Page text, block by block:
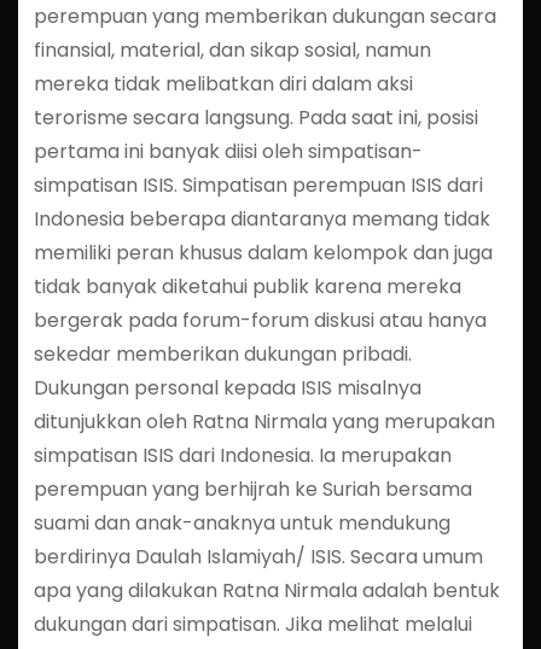
perempuan yang memberikan dukungan secara
finansial, material, dan sikap sosial, namun
mereka tidak melibatkan diri dalam aksi
terorisme secara langsung. Pada saat ini, posisi
pertama ini banyak diisi oleh simpatisan-
simpatisan ISIS. Simpatisan perempuan ISIS dari
Indonesia beberapa diantaranya memang tidak
memiliki peran khusus dalam kelompok dan juga
tidak banyak diketahui publik karena mereka
bergerak pada forum-forum diskusi atau hanya
sekedar memberikan dukungan pribadi.
Dukungan personal kepada ISIS misalnya
ditunjukkan oleh Ratna Nirmala yang merupakan
simpatisan ISIS dari Indonesia. Ia merupakan
perempuan yang berhijrah ke Suriah bersama
suami dan anak-anaknya untuk mendukung
berdirinya Daulah Islamiyah/ ISIS. Secara umum
apa yang dilakukan Ratna Nirmala adalah bentuk
dukungan dari simpatisan. Jika melihat melalui